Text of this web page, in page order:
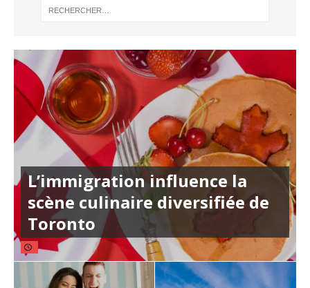
L’immigration influence la
scène culinaire diversifiée de
Toronto